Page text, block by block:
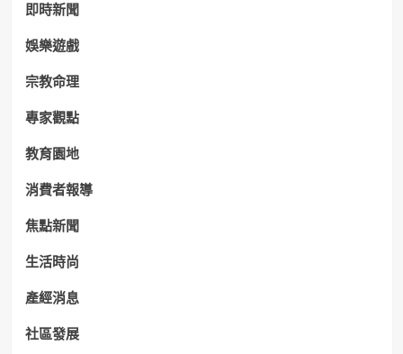
即時新聞
娛樂遊戲
宗教命理
專家觀點
教育園地
消費者報導
焦點新聞
生活時尚
產經消息
社區發展